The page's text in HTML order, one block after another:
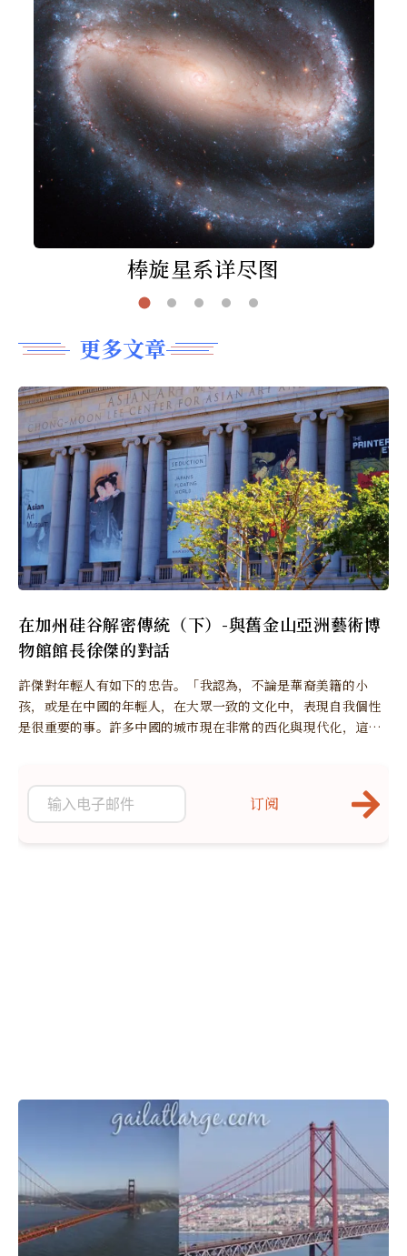
棒旋星系详尽图
更多文章
在加州硅谷解密傳統（下）-與舊金山亞洲藝術博
物館館長徐傑的對話
許傑對年輕人有如下的忠告。「我認為，不論是華裔美籍的小
孩，或是在中國的年輕人，在大眾一致的文化中，表現自我個性
是很重要的事。許多中國的城市現在非常的西化與現代化，這很
订阅